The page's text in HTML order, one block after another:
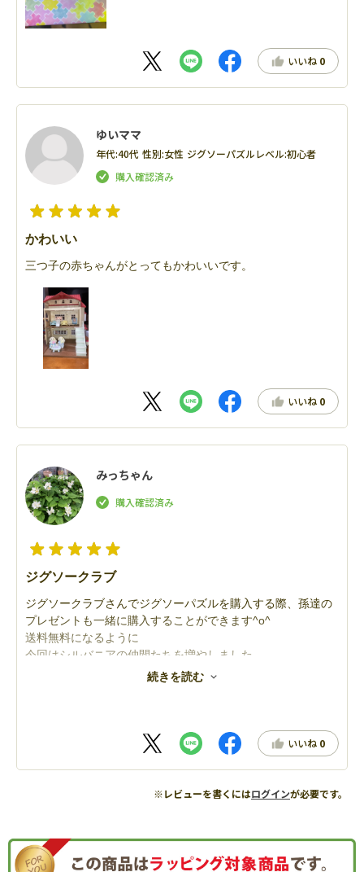
いいね 0
ゆいママ
年代:40代 性別:女性 ジグソーパズルレベル:初心者
かわいい
三つ子の赤ちゃんがとってもかわいいです。
いいね 0
みっちゃん
ジグソークラブ
ジグソークラブさんでジグソーパズルを購入する際、孫達の
プレゼントも一緒に購入することができます^o^
送料無料になるように
今回はシルバニアの仲間たちを増やしました。
カードなどプレゼントもありました^o^
続きを読む
いいね 0
※レビューを書くにはログインが必要です。